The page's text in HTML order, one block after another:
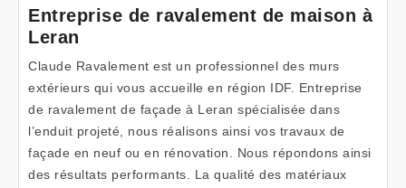
Entreprise de ravalement de maison à
Leran
Claude Ravalement est un professionnel des murs
extérieurs qui vous accueille en région IDF. Entreprise
de ravalement de façade à Leran spécialisée dans
l’enduit projeté, nous réalisons ainsi vos travaux de
façade en neuf ou en rénovation. Nous répondons ainsi
des résultats performants. La qualité des matériaux